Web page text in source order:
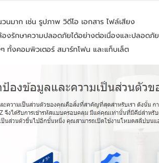
นมาก เช่น รูปภาพ วิดีโอ เอกสาร ไฟล์เสียง
งรักษาความปลอดภัยได้อย่างต่อเนื่องและปลอดภัย
ทั้งคอมพิวเตอร์ สมาร์ทโฟน และแท็บเล็ต